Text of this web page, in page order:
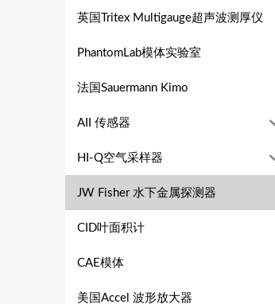
英国Tritex Multigauge超声波测厚仪
PhantomLab模体实验室
法国Sauermann Kimo
AII 传感器
HI-Q空气采样器
JW Fisher 水下金属探测器
CID叶面积计
CAE模体
美国Accel 波形放大器